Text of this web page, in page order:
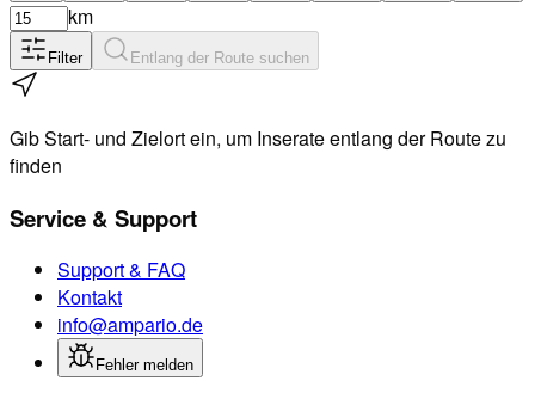
km
Filter Entlang der Route suchen
Gib Start- und Zielort ein, um Inserate entlang der Route zu
finden
Service & Support
Support & FAQ
Kontakt
info@ampario.de
Fehler melden